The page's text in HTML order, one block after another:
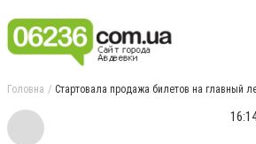
Головна Стартовала продажа билетов на главный